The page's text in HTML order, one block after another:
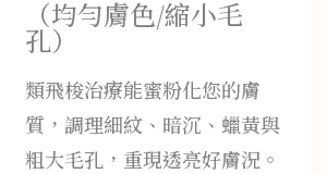
（均勻膚色/縮小毛
孔）
類飛梭治療能蜜粉化您的膚
質，調理細紋、暗沉、蠟黃與
粗大毛孔，重現透亮好膚況。